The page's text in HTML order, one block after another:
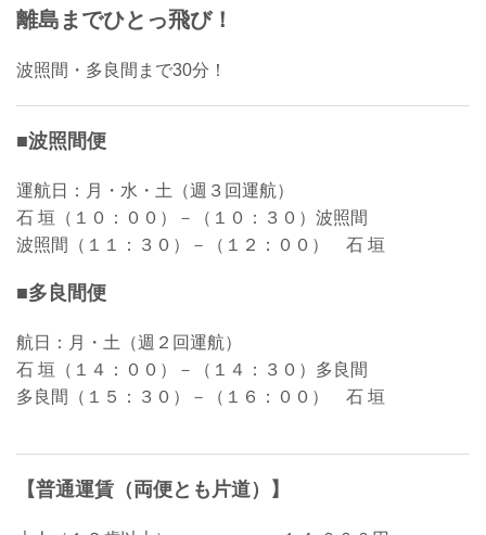
離島までひとっ飛び！
波照間・多良間まで30分！
■波照間便
運航日：月・水・土（週３回運航）
石 垣（１０：００）－（１０：３０）波照間
波照間（１１：３０）－（１２：００） 石 垣
■多良間便
航日：月・土（週２回運航）
石 垣（１４：００）－（１４：３０）多良間
多良間（１５：３０）－（１６：００） 石 垣
【普通運賃（両便とも片道）】